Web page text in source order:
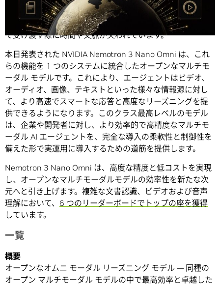
今日の AI エージェント型システムは、視覚、音声、言語そ
れぞれに個別のモデルを使用しており、データをモデル間
で受け渡す際に時間や文脈が失われています。
本日発表された NVIDIA Nemotron 3 Nano Omni は、これ
らの機能を 1 つのシステムに統合したオープンなマルチモ
ーダル モデルです。これにより、エージェントはビデオ、
オーディオ、画像、テキストといった様々な情報源に対し
て、より高速でスマートな応答と高度なリーズニングを提
供できるようになります。このクラス最高レベルのモデル
は、企業や開発者に対し、より効率的で高精度なマルチモ
ーダル AI エージェントを、完全な導入の柔軟性と制御性を
備えた形で実運用に導入するための道筋を提供します。
Nemotron 3 Nano Omni は、高度な精度と低コストを実現
し、オープンなマルチモーダルモデルの効率性を新たな次
元へと引き上げます。複雑な文書認識、ビデオおよび音声
理解において、 6 つのリーダーボードでトップの座を獲得
しています。
一覧
概要
オープンなオムニ モーダル リーズニング モデル ― 同種の
オープン マルチモーダル モデルの中で最高効率と卓越した